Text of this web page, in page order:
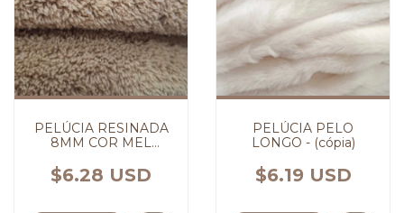
PELÚCIA RESINADA
8MM COR MEL
(cópia) - (cópia)
$6.28 USD
PELÚCIA PELO
LONGO - (cópia)
$6.19 USD